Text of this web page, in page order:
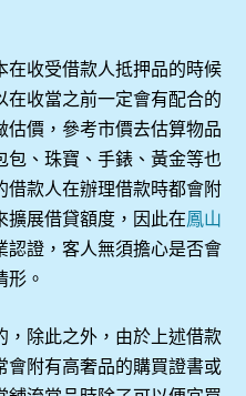
在收受借款人抵押品的時候
在收當之前一定會有配合的
估價，參考市價去估算物品
包、珠寶、手錶、黃金等也
借款人在辦理借款時都會附
擴展借貸額度，因此在鳳山
認證，客人無須擔心是否會
形。
，除此之外，由於上述借款
會附有高奢品的購買證書或